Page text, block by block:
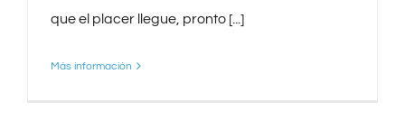
que el placer llegue, pronto [...]
Más información